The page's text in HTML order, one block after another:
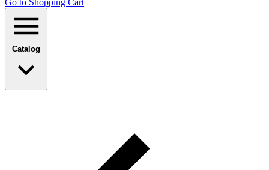
Go to Shopping Сart
Catalog